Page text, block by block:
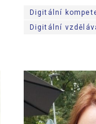
Digitální
Digitální